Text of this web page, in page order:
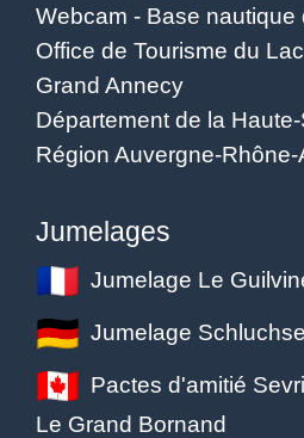
Webcam - Base nautique
Office de Tourisme du
Grand Annecy
Département de la
Région Auvergne-Rhône-
Jumelages
Jumelage Le
Jumelage
Pactes d'amitié
Le Grand Bornand